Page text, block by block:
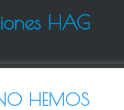
HAG
HEMOS